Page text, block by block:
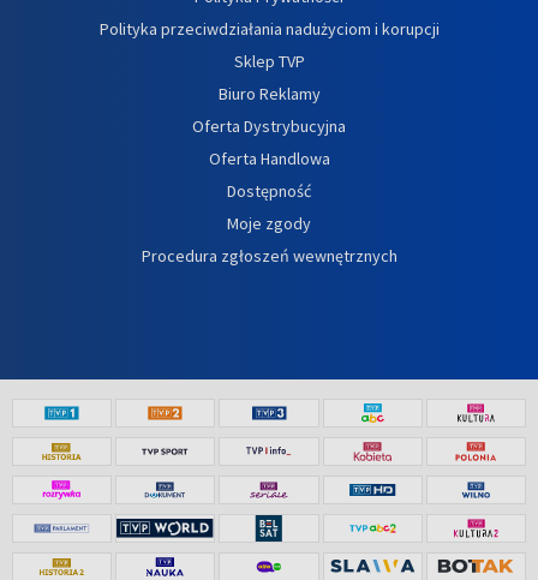
Polityka przeciwdziałania nadużyciom i korupcji
Sklep TVP
Biuro Reklamy
Oferta Dystrybucyjna
Oferta Handlowa
Dostępność
Moje zgody
Procedura zgłoszeń wewnętrznych